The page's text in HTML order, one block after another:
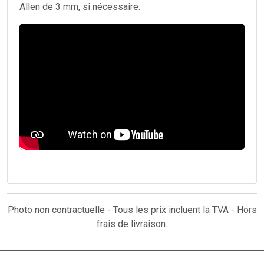
Allen de 3 mm, si nécessaire.
Photo non contractuelle - Tous les prix incluent la TVA - Hors
frais de livraison.